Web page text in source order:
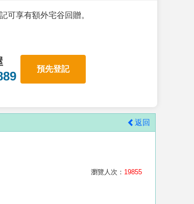
可享有額外宅谷回贈。
預先登記
返回
瀏覽人次： 19855